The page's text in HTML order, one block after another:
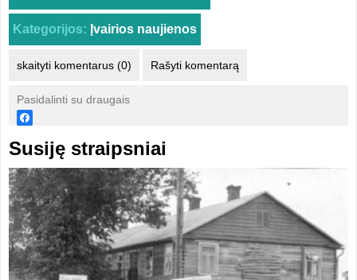
Kategorijos: Įvairios naujienos
skaityti komentarus (0) Rašyti komentarą
Pasidalinti su draugais
Susiję straipsniai